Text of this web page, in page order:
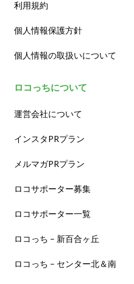
利用規約
個人情報保護方針
個人情報の取扱いについて
ロコっちについて
運営会社について
インスタPRプラン
メルマガPRプラン
ロコサポーター募集
ロコサポーター一覧
ロコっち – 新百合ヶ丘
ロコっち – センター北＆南